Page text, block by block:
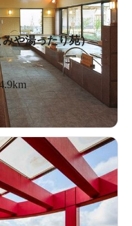
や湯ったり苑）